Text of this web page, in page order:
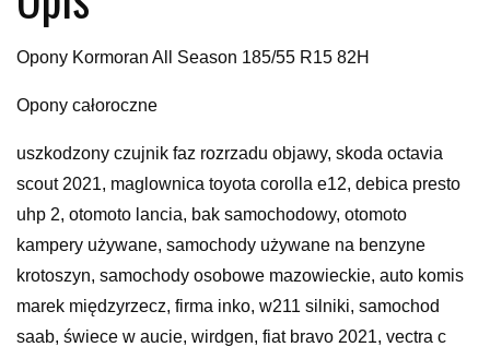
Opony Kormoran All Season 185/55 R15 82H
Opony całoroczne
uszkodzony czujnik faz rozrzadu objawy, skoda octavia
scout 2021, maglownica toyota corolla e12, debica presto
uhp 2, otomoto lancia, bak samochodowy, otomoto
kampery używane, samochody używane na benzyne
krotoszyn, samochody osobowe mazowieckie, auto komis
marek międzyrzecz, firma inko, w211 silniki, samochod
saab, świece w aucie, wirdgen, fiat bravo 2021, vectra c